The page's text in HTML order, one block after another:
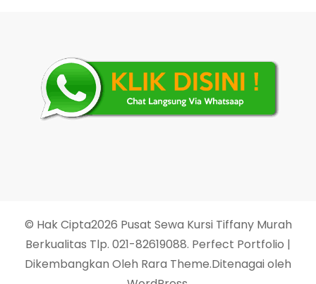
© Hak Cipta2026 Pusat Sewa Kursi Tiffany Murah
Berkualitas Tlp. 021-82619088. Perfect Portfolio |
Dikembangkan Oleh Rara Theme.Ditenagai oleh